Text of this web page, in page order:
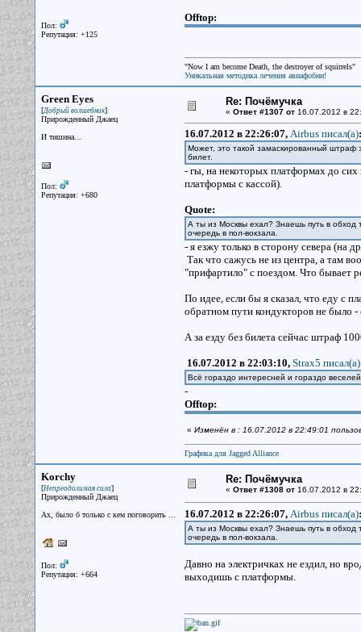
Пол:
Репутация: +125
Offtop:
"Now I am become Death, the destroyer of squirrels"
Уникальная методика лечения авиафобии!
Green Eyes
[Добрый волшебник]
Прирожденный Джаец
И тишина...
Пол:
Репутация: +680
Re: Почёмучка
« Ответ #1307 от16.07.2012 в
16.07.2012 в 22:26:07, Airbus писал(a):
Может, это такой замаскированный штраф
билет.
- гы, на некоторых платформах до сих
платформы с кассой).
Quote:
А ты из Москвы ехал? Знаешь путь в обход
очередь в пол-вокзала.
- я езжу только в сторону севера (на
Так что сажусь не из центра, а там
"прифартило" с поездом. Что бывает
По идее, если бы я сказал, что еду с
обратном пути кондукторов не было -
А за езду без билета сейчас штраф
16.07.2012 в 22:03:10, Strax5 писал(a)
Всё гораздо интересней и гораздо
-
Offtop:
« Изменён в : 16.07.2012 в 22:49:01
Графика для Jagged Alliance
Korchy
[Непреодолимая сила]
Прирожденный Джаец
Ах, было б только с кем поговорить ...
Пол:
Репутация: +664
Re: Почёмучка
« Ответ #1308 от16.07.2012 в
16.07.2012 в 22:26:07, Airbus писал(a):
А ты из Москвы ехал? Знаешь путь в обход
очередь в пол-вокзала.
Давно на электричках не ездил, но
выходишь с платформы.